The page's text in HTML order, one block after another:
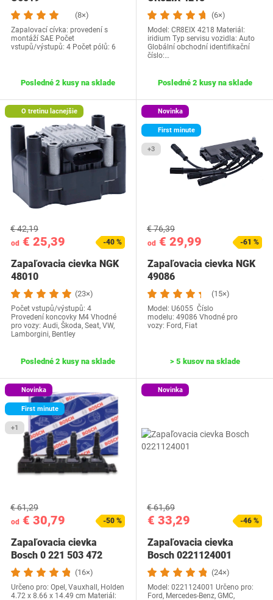
(8×)
Zapalovací cívka: provedení s
montáží SAE Počet
vstupů/výstupů: 4 Počet pólů: 6
Posledné 2 kusy na sklade
(6×)
Model: CR8EIX 4218 Materiál:
iridium Typ servisu vozidla: Auto
Globální obchodní identifikační
číslo:…
Posledné 2 kusy na sklade
O tretinu lacnejšie
od € 25,39
€ 42,19
-40 %
Zapaľovacia cievka NGK
48010
(23×)
Počet vstupů/výstupů: 4
Provedení koncovky M4 Vhodné
pro vozy: Audi, Škoda, Seat, VW,
Lamborgini, Bentley
Posledné 2 kusy na sklade
Novinka
First minute
+3
od € 29,99
€ 76,39
-61 %
Zapaľovacia cievka NGK
49086
(15×)
Model: U6055 Číslo
modelu: 49086 Vhodné pro
vozy: Ford, Fiat
> 5 kusov na sklade
Novinka
First minute
+1
od € 30,79
€ 61,29
-50 %
Zapaľovacia cievka
Bosch 0 221 503 472
(16×)
Určeno pro: Opel, Vauxhall, Holden
‎4.72 x 8.66 x 14.49 cm Materiál:
Novinka
€ 33,29
€ 61,69
-46 %
Zapaľovacia cievka
Bosch 0221124001
(24×)
Model: 0221124001 Určeno pro:
Ford, Mercedes-Benz, GMC,